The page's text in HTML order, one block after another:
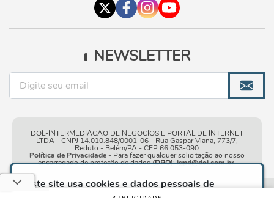
Este site usa cookies e dados pessoais de
acordo com os nossosTermos de Uso e Política
NEWSLETTER
DOL-INTERMEDIACAO DE NEGOCIOS E PORTAL DE INTERNET
LTDA - CNPJ 14.010.848/0001-06 - Rua Gaspar Viana, 773/7,
Reduto - Belém/PA - CEP 66.053-090
Política de Privacidade- Para fazer qualquer solicitação ao nosso
encarregado de proteção de dados(DPO):lgpd@dol.com.br.